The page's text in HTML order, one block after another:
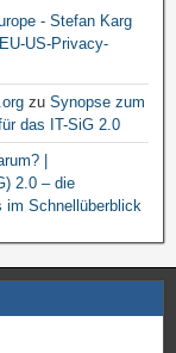
- Stefan Karg
US-Privacy-
zu Synopse zum
das IT-SiG 2.0
|
2.0 – die
im Schnellüberblick